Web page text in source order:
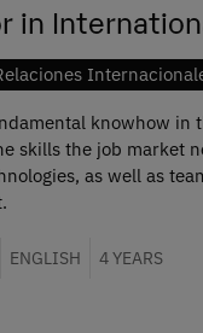
in
knowhow in
skills the job market
as well as
ENGLISH 4 YEARS